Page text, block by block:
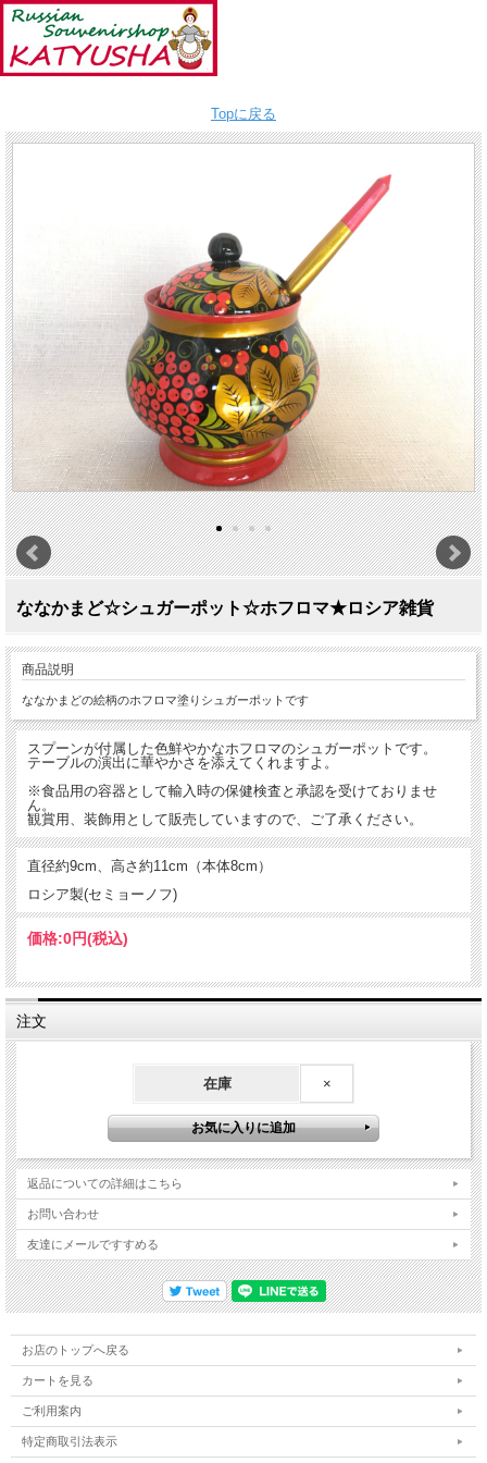
Topに戻る
ななかまど☆シュガーポット☆ホフロマ★ロシア雑貨
商品説明
ななかまどの絵柄のホフロマ塗りシュガーポットです
スプーンが付属した色鮮やかなホフロマのシュガーポットです。
テーブルの演出に華やかさを添えてくれますよ。
※食品用の容器として輸入時の保健検査と承認を受けておりませ
ん。
観賞用、装飾用として販売していますので、ご了承ください。
直径約9cm、高さ約11cm（本体8cm）
ロシア製(セミョーノフ)
価格:0円(税込)
注文
在庫 ×
返品についての詳細はこちら
お問い合わせ
友達にメールですすめる
お店のトップへ戻る
カートを見る
ご利用案内
特定商取引法表示